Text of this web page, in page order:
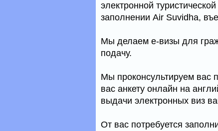
электронной
заполнении Air Suvidha,
Мы делаем е-визы для
подачу.
Мы проконсультируем вас
вас анкету онлайн на
выдачи электронных виз
От вас потребуется